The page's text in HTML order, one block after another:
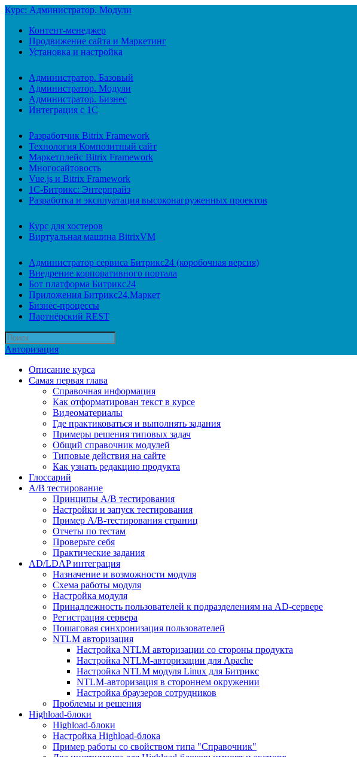
Курс: Администратор. Модули
Контент-менеджер
Продвижение сайта и Маркетинг
Установка и настройка
Администратор. Базовый
Администратор. Модули
Администратор. Бизнес
Интеграция с 1С
Разработчик Bitrix Framework
Технология Композитный сайт
Маркетплейс Bitrix Framework
Многосайтовость
Vue.js и Bitrix Framework
1С-Битрикс: Энтерпрайз
Разработка и эксплуатация высоконагруженных проектов
Курс для хостеров
Виртуальная машина BitrixVM
Администратор сервиса Битрикс24 (коробочная версия)
Внедрение корпоративного портала
Бот платформа Битрикс24
Приложения Битрикс24.Маркет
Бизнес-процессы
Партнёрский REST
Авторизация
Описание курса
Самая первая глава
Справочная информация
Как отформатирован текст в курсе
Видеоматериалы
Где практиковаться и выполнять задания
Примеры решения типовых задач
Общий справочник модулей
Типовые действия на сайте
Как узнать редакцию продукта
Глоссарий
A/B тестирование
Принципы A/B тестирования
Настройки и запуск тестирования
Пример A/B-тестирования страниц
Отчеты по тестам
Проверьте себя
Практические задания
AD/LDAP интеграция
Назначение и возможности модуля
Схема работы модуля
Настройка модуля
Принадлежность пользователей к подразделениям на AD-сервере
Регистрация сервера
Пошаговая синхронизация пользователей
NTLM авторизация
Настройка NTLM авторизации со стороны продукта
Настройка NTLM-авторизации для Apache
Настройка NTLM модуля Linux для Битрикс
NTLM-авторизация в стороннем окружении
Настройка браузеров сотрудников
Проблемы и решения
Highload-блоки
Highload-блоки
Настройка Highload-блока
Пример работы со свойством типа "Справочник"